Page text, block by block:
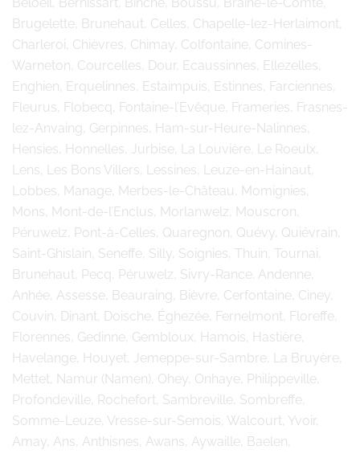
Brugelette, Brunehaut, Celles, Chapelle-lez-Herlaimont,
Charleroi, Chièvres, Chimay, Colfontaine, Comines-
Warneton, Courcelles, Dour, Ecaussinnes, Ellezelles,
Enghien, Erquelinnes, Estaimpuis, Estinnes, Farciennes,
Fleurus, Flobecq, Fontaine-l’Evêque, Frameries, Frasnes-
lez-Anvaing, Gerpinnes, Ham-sur-Heure-Nalinnes,
Hensies, Honnelles, Jurbise, La Louvière, Le Roeulx,
Lens, Les Bons Villers, Lessines, Leuze-en-Hainaut,
Lobbes, Manage, Merbes-le-Château, Momignies,
Mons, Mont-de-l’Enclus, Morlanwelz, Mouscron,
Péruwelz, Pont-à-Celles, Quaregnon, Quévy, Quiévrain,
Saint-Ghislain, Seneffe, Silly, Soignies, Thuin, Tournai,
Brunehaut, Pecq, Péruwelz, Sivry-Rance. Andenne,
Anhée, Assesse, Beauraing, Bièvre, Cerfontaine, Ciney,
Couvin, Dinant, Doische, Éghezée, Fernelmont, Floreffe,
Florennes, Gedinne, Gembloux, Hamois, Hastière,
Havelange, Houyet, Jemeppe-sur-Sambre, La Bruyère,
Mettet, Namur (Namen), Ohey, Onhaye, Philippeville,
Profondeville, Rochefort, Sambreville, Sombreffe,
Somme-Leuze, Vresse-sur-Semois, Walcourt, Yvoir,
Amay, Ans, Anthisnes, Awans, Aywaille, Baelen,